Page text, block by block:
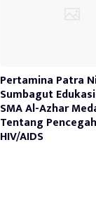
Pertamina Patra
Sumbagut
SMA Al-Azhar
Tentang
HIV/AIDS